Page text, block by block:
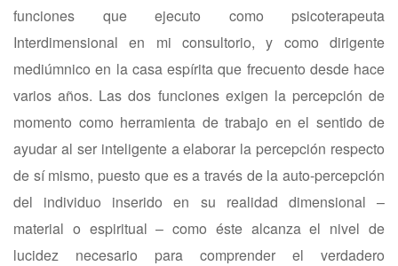
funciones que ejecuto como psicoterapeuta
Interdimensional en mi consultorio, y como dirigente
mediúmnico en la casa espírita que frecuento desde hace
varios años. Las dos funciones exigen la percepción de
momento como herramienta de trabajo en el sentido de
ayudar al ser inteligente a elaborar la percepción respecto
de sí mismo, puesto que es a través de la auto-percepción
del individuo inserido en su realidad dimensional –
material o espiritual – como éste alcanza el nivel de
lucidez necesario para comprender el verdadero